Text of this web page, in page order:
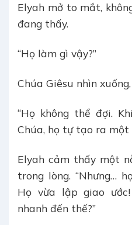
Elyah mở to mắt,
đang thấy.
“Họ làm gì vậy?”
Chúa Giêsu nhìn
“Họ không thể đợi.
Chúa, họ tự tạo ra một
Elyah cảm thấy một
trong lòng. “Nhưng…
Họ vừa lập giao
nhanh đến thế?”